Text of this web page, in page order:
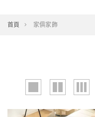
首頁 家俱家飾